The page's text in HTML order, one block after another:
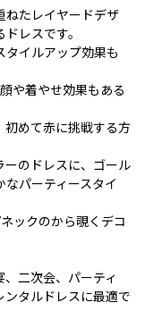
たレイヤードデザ
レスです。
イルアップ効果も
や着やせ効果もある
めて赤に挑戦する方
のドレスに、ゴール
パーティースタイ
ックのから覗くデコ
、二次会、パーティ
タルドレスに最適で